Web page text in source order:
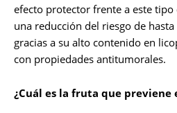
efecto protector frente a este tipo
una reducción del riesgo de
gracias a su alto contenido en
con propiedades antitumorales.
¿Cuál es la fruta que previene